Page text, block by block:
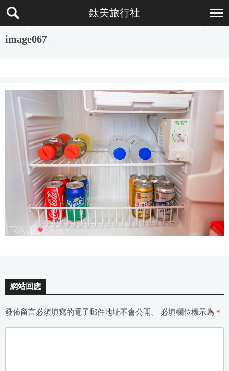
鈦美旅行社
image067
網站回應
發佈留言必須填寫的電子郵件地址不會公開。 必填欄位標示為 *